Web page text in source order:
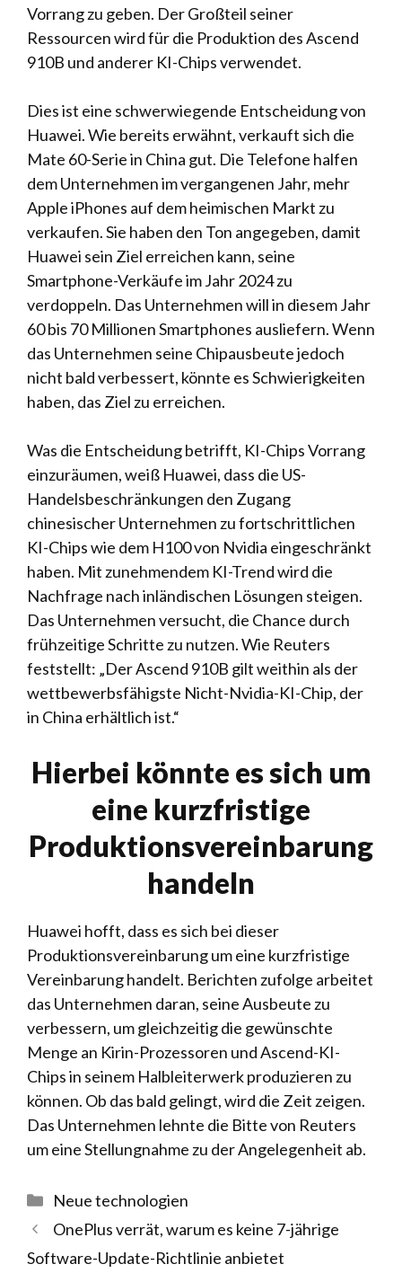
Vorrang zu geben. Der Großteil seiner
Ressourcen wird für die Produktion des Ascend
910B und anderer KI-Chips verwendet.
Dies ist eine schwerwiegende Entscheidung von
Huawei. Wie bereits erwähnt, verkauft sich die
Mate 60-Serie in China gut. Die Telefone halfen
dem Unternehmen im vergangenen Jahr, mehr
Apple iPhones auf dem heimischen Markt zu
verkaufen. Sie haben den Ton angegeben, damit
Huawei sein Ziel erreichen kann, seine
Smartphone-Verkäufe im Jahr 2024 zu
verdoppeln. Das Unternehmen will in diesem Jahr
60 bis 70 Millionen Smartphones ausliefern. Wenn
das Unternehmen seine Chipausbeute jedoch
nicht bald verbessert, könnte es Schwierigkeiten
haben, das Ziel zu erreichen.
Was die Entscheidung betrifft, KI-Chips Vorrang
einzuräumen, weiß Huawei, dass die US-
Handelsbeschränkungen den Zugang
chinesischer Unternehmen zu fortschrittlichen
KI-Chips wie dem H100 von Nvidia eingeschränkt
haben. Mit zunehmendem KI-Trend wird die
Nachfrage nach inländischen Lösungen steigen.
Das Unternehmen versucht, die Chance durch
frühzeitige Schritte zu nutzen. Wie Reuters
feststellt: „Der Ascend 910B gilt weithin als der
wettbewerbsfähigste Nicht-Nvidia-KI-Chip, der
in China erhältlich ist.“
Hierbei könnte es sich um
eine kurzfristige
Produktionsvereinbarung
handeln
Huawei hofft, dass es sich bei dieser
Produktionsvereinbarung um eine kurzfristige
Vereinbarung handelt. Berichten zufolge arbeitet
das Unternehmen daran, seine Ausbeute zu
verbessern, um gleichzeitig die gewünschte
Menge an Kirin-Prozessoren und Ascend-KI-
Chips in seinem Halbleiterwerk produzieren zu
können. Ob das bald gelingt, wird die Zeit zeigen.
Das Unternehmen lehnte die Bitte von Reuters
um eine Stellungnahme zu der Angelegenheit ab.
Kategorien
Neue technologien
OnePlus verrät, warum es keine 7-jährige
Software-Update-Richtlinie anbietet